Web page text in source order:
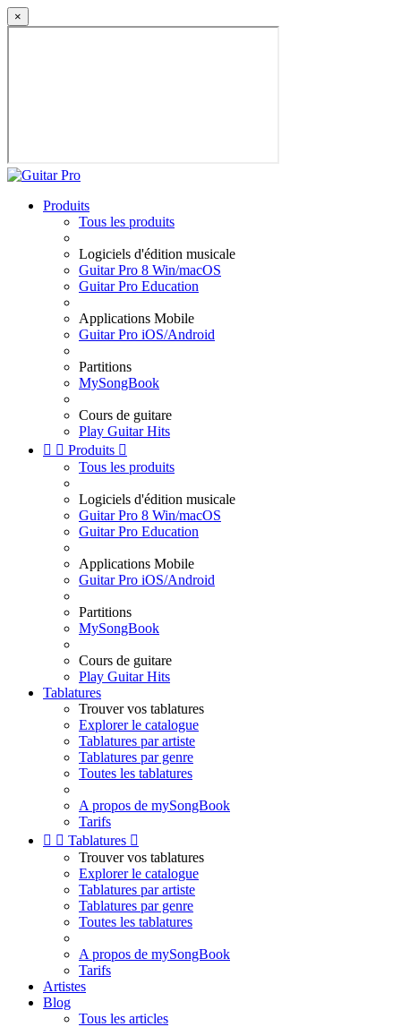
×
Produits
Tous les produits
Logiciels d'édition musicale
Guitar Pro 8 Win/macOS
Guitar Pro Education
Applications Mobile
Guitar Pro iOS/Android
Partitions
MySongBook
Cours de guitare
Play Guitar Hits
  Produits 
Tous les produits
Logiciels d'édition musicale
Guitar Pro 8 Win/macOS
Guitar Pro Education
Applications Mobile
Guitar Pro iOS/Android
Partitions
MySongBook
Cours de guitare
Play Guitar Hits
Tablatures
Trouver vos tablatures
Explorer le catalogue
Tablatures par artiste
Tablatures par genre
Toutes les tablatures
A propos de mySongBook
Tarifs
  Tablatures 
Trouver vos tablatures
Explorer le catalogue
Tablatures par artiste
Tablatures par genre
Toutes les tablatures
A propos de mySongBook
Tarifs
Artistes
Blog
Tous les articles